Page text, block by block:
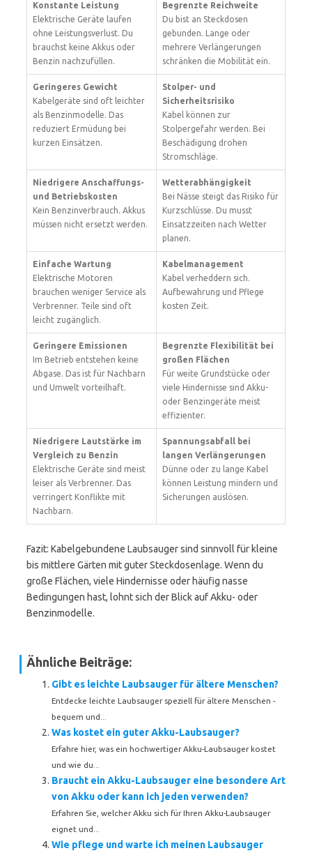
Konstante Leistung
Elektrische Geräte laufen
ohne Leistungsverlust. Du
brauchst keine Akkus oder
Benzin nachzufüllen.
Begrenzte Reichweite
Du bist an Steckdosen
gebunden. Lange oder
mehrere Verlängerungen
schränken die Mobilität ein.
Geringeres Gewicht
Kabelgeräte sind oft leichter
als Benzinmodelle. Das
reduziert Ermüdung bei
kurzen Einsätzen.
Stolper- und
Sicherheitsrisiko
Kabel können zur
Stolpergefahr werden. Bei
Beschädigung drohen
Stromschläge.
Niedrigere Anschaffungs-
und Betriebskosten
Kein Benzinverbrauch. Akkus
müssen nicht ersetzt werden.
Wetterabhängigkeit
Bei Nässe steigt das Risiko für
Kurzschlüsse. Du musst
Einsatzzeiten nach Wetter
planen.
Einfache Wartung
Elektrische Motoren
brauchen weniger Service als
Verbrenner. Teile sind oft
leicht zugänglich.
Kabelmanagement
Kabel verheddern sich.
Aufbewahrung und Pflege
kosten Zeit.
Geringere Emissionen
Im Betrieb entstehen keine
Abgase. Das ist für Nachbarn
und Umwelt vorteilhaft.
Begrenzte Flexibilität bei
großen Flächen
Für weite Grundstücke oder
viele Hindernisse sind Akku-
oder Benzingeräte meist
effizienter.
Niedrigere Lautstärke im
Vergleich zu Benzin
Elektrische Geräte sind meist
leiser als Verbrenner. Das
verringert Konflikte mit
Nachbarn.
Spannungsabfall bei
langen Verlängerungen
Dünne oder zu lange Kabel
können Leistung mindern und
Sicherungen auslösen.
Fazit: Kabelgebundene Laubsauger sind sinnvoll für kleine
bis mittlere Gärten mit guter Steckdosenlage. Wenn du
große Flächen, viele Hindernisse oder häufig nasse
Bedingungen hast, lohnt sich der Blick auf Akku- oder
Benzinmodelle.
Ähnliche Beiträge:
Gibt es leichte Laubsauger für ältere Menschen?
Entdecke leichte Laubsauger speziell für ältere Menschen -
bequem und...
Was kostet ein guter Akku-Laubsauger?
Erfahre hier, was ein hochwertiger Akku-Laubsauger kostet
und wie du...
Braucht ein Akku-Laubsauger eine besondere Art
von Akku oder kann ich jeden verwenden?
Erfahren Sie, welcher Akku sich für Ihren Akku-Laubsauger
eignet und...
Wie pflege und warte ich meinen Laubsauger